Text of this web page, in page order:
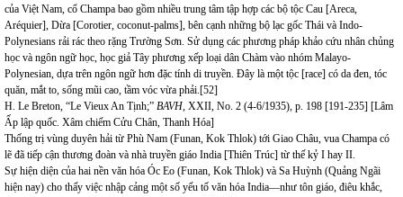
của Việt Nam, cổ Champa bao gồm nhiều trung tâm tập hợp các bộ tộc Cau [Areca,
Aréquier], Dừa [Corotier, coconut-palms], bên cạnh những bộ lạc gốc Thái và Indo-
Polynesians rải rác theo rặng Trường Sơn. Sử dụng các phương pháp khảo cứu nhân chủng
học và ngôn ngữ học, học giả Tây phương xếp loại dân Chàm vào nhóm Malayo-
Polynesian, dựa trên ngôn ngữ hơn đặc tính di truyền. Đây là một tộc [race] có da đen, tóc
quăn, mắt to, sống mũi cao, tầm vóc vừa phải.[52]
H. Le Breton, “Le Vieux An Tịnh;” BAVH, XXII, No. 2 (4-6/1935), p. 198 [191-235] [Lâm
Ấp lập quốc. Xâm chiếm Cửu Chân, Thanh Hóa]
Thống trị vùng duyên hải từ Phù Nam (Funan, Kok Thlok) tới Giao Châu, vua Champa có
lẽ đã tiếp cận thương đoàn và nhà truyền giáo India [Thiên Trúc] từ thế kỷ I hay II.
Sự hiện diện của hai nền văn hóa Óc Eo (Funan, Kok Thlok) và Sa Huỳnh (Quảng Ngãi
hiện nay) cho thấy việc nhập cảng một số yếu tố văn hóa India—như tôn giáo, điêu khắc,